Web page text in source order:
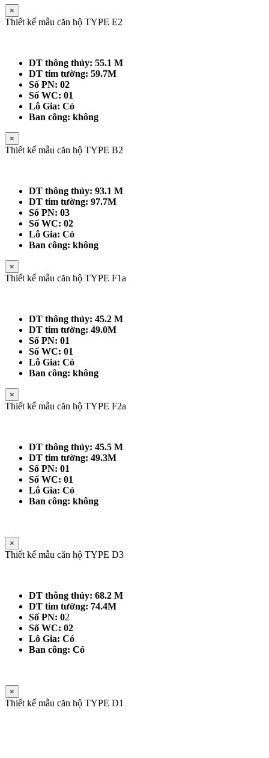
×
Thiết kế mẫu căn hộ TYPE E2
DT thông thủy: 55.1 M
DT tim tường: 59.7M
Số PN: 02
Số WC: 01
Lô Gia: Có
Ban công: không
×
Thiết kế mẫu căn hộ TYPE B2
DT thông thủy: 93.1 M
DT tim tường: 97.7M
Số PN: 03
Số WC: 02
Lô Gia: Có
Ban công: không
×
Thiết kế mẫu căn hộ TYPE F1a
DT thông thủy: 45.2 M
DT tim tường: 49.0M
Số PN: 01
Số WC: 01
Lô Gia: Có
Ban công: không
×
Thiết kế mẫu căn hộ TYPE F2a
DT thông thủy: 45.5 M
DT tim tường: 49.3M
Số PN: 01
Số WC: 01
Lô Gia: Có
Ban công: không
×
Thiết kế mẫu căn hộ TYPE D3
DT thông thủy: 68.2 M
DT tim tường: 74.4M
Số PN: 02
Số WC: 02
Lô Gia: Có
Ban công: Có
×
Thiết kế mẫu căn hộ TYPE D1